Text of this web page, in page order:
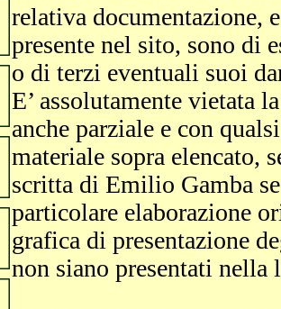
relativa documentazione,
presente nel sito, sono di
o di terzi eventuali suoi
E’ assolutamente vietata
anche parziale e con
materiale sopra elencato,
scritta di Emilio Gamba
particolare elaborazione
grafica di presentazione
non siano presentati